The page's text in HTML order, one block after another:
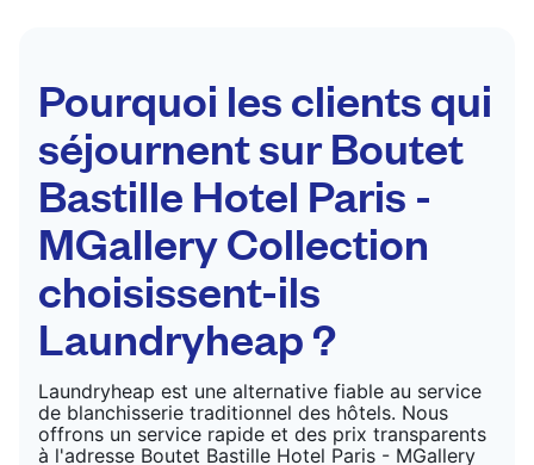
VÉRIFIER LES PRIX
Pourquoi les clients qui
séjournent sur Boutet
Bastille Hotel Paris -
MGallery Collection
choisissent-ils
Laundryheap ?
Laundryheap est une alternative fiable au service
de blanchisserie traditionnel des hôtels. Nous
offrons un service rapide et des prix transparents
à l'adresse Boutet Bastille Hotel Paris - MGallery